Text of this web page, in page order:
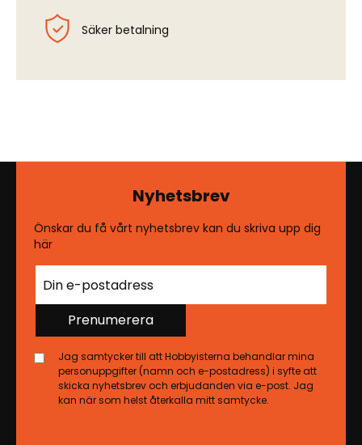
Säker betalning
Nyhetsbrev
Önskar du få vårt nyhetsbrev kan du skriva upp dig
här
Prenumerera
Jag samtycker till att Hobbyisterna behandlar mina
personuppgifter (namn och e-postadress) i syfte att
skicka nyhetsbrev och erbjudanden via e-post. Jag
kan när som helst återkalla mitt samtycke.